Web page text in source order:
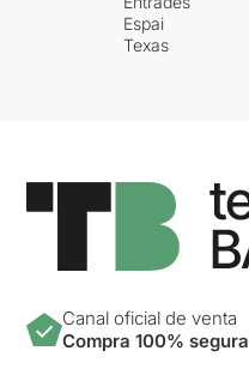
Espai
Texas
Canal oficial de venta
Compra 100% segura